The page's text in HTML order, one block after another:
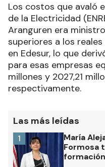
Los costos que avaló
de la Electricidad
Aranguren era
superiores a los reales
en Edesur, lo que
para esas empresas
millones y 2027,21
respectivamente.
Las más leídas
María
Formosa
1